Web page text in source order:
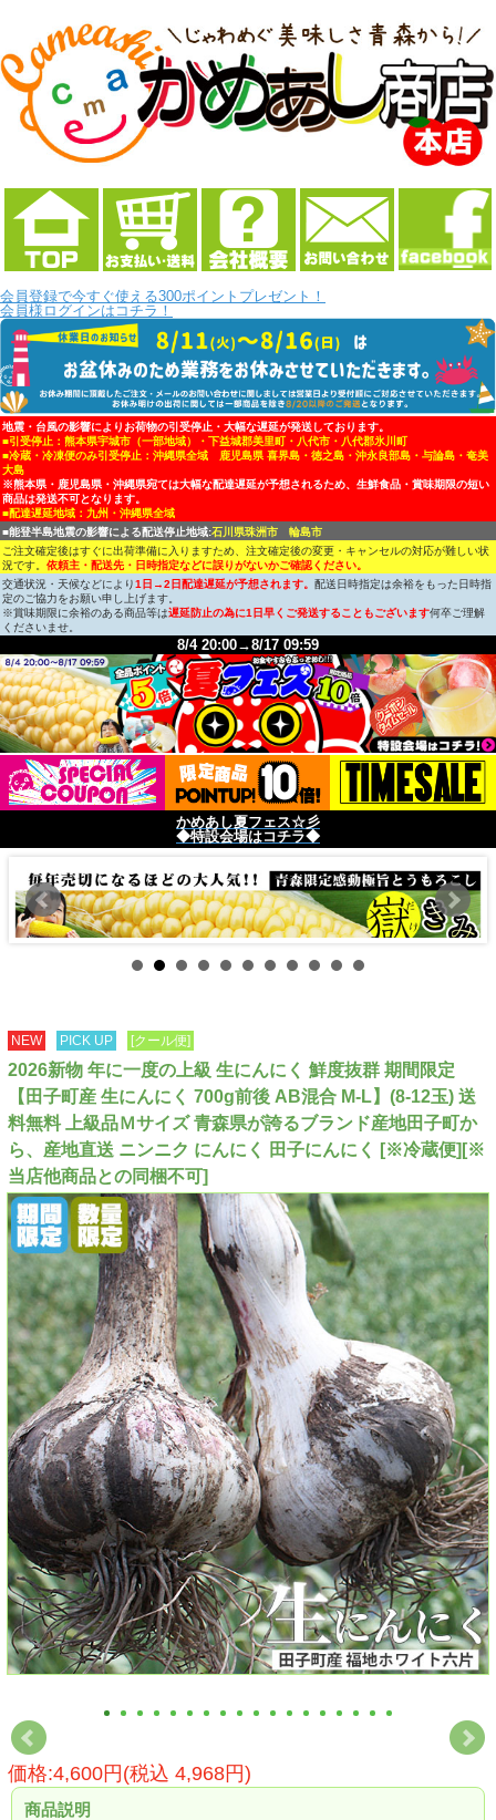
会員登録で今すぐ使える300ポイントプレゼント！
会員様ログインはコチラ！
地震・台風の影響によりお荷物の引受停止・大幅な遅延が発送しております。
■引受停止：熊本県宇城市（一部地域）・下益城郡美里町・八代市・八代郡氷川町
■冷蔵・冷凍便のみ引受停止：沖縄県全域 鹿児島県 喜界島・徳之島・沖永良部島・与論島・奄美
大島
※熊本県・鹿児島県・沖縄県宛ては大幅な配達遅延が予想されるため、生鮮食品・賞味期限の短い
商品は発送不可となります。
■配達遅延地域：九州・沖縄県全域
■能登半島地震の影響による配送停止地域:石川県珠洲市 輪島市
ご注文確定後はすぐに出荷準備に入りますため、注文確定後の変更・キャンセルの対応が難しい状
況です。 依頼主・配送先・日時指定などに誤りがないかご確認ください。
交通状況・天候などにより1日→2日配達遅延が予想されます。 配送日時指定は余裕をもった日時指
定のご協力をお願い申し上げます。
※賞味期限に余裕のある商品等は遅延防止の為に1日早くご発送することもございます何卒ご理解
くださいませ。
8/4 20:00→8/17 09:59
かめあし夏フェス☆彡
◆特設会場はコチラ◆
NEW PICK UP [クール便]
2026新物 年に一度の上級 生にんにく 鮮度抜群 期間限定
【田子町産 生にんにく 700g前後 AB混合 M-L】(8-12玉) 送
料無料 上級品Ｍサイズ 青森県が誇るブランド産地田子町か
ら、産地直送 ニンニク にんにく 田子にんにく [※冷蔵便][※
当店他商品との同梱不可]
価格:4,600円(税込 4,968円)
商品説明